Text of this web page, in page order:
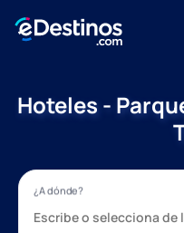
Hoteles -